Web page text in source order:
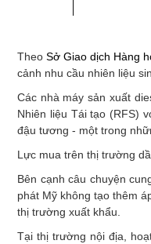
TheoSở Giao dịch Hàng
cảnh nhu cầu nhiên liệu
Các nhà máy sản xuất
Nhiên liệu Tái tạo (RFS)
đậu tương - một trong
Lực mua trên thị trường
Bên cạnh câu chuyện
phát Mỹ không tạo thêm
thị trường xuất khẩu.
Tại thị trường nội địa,